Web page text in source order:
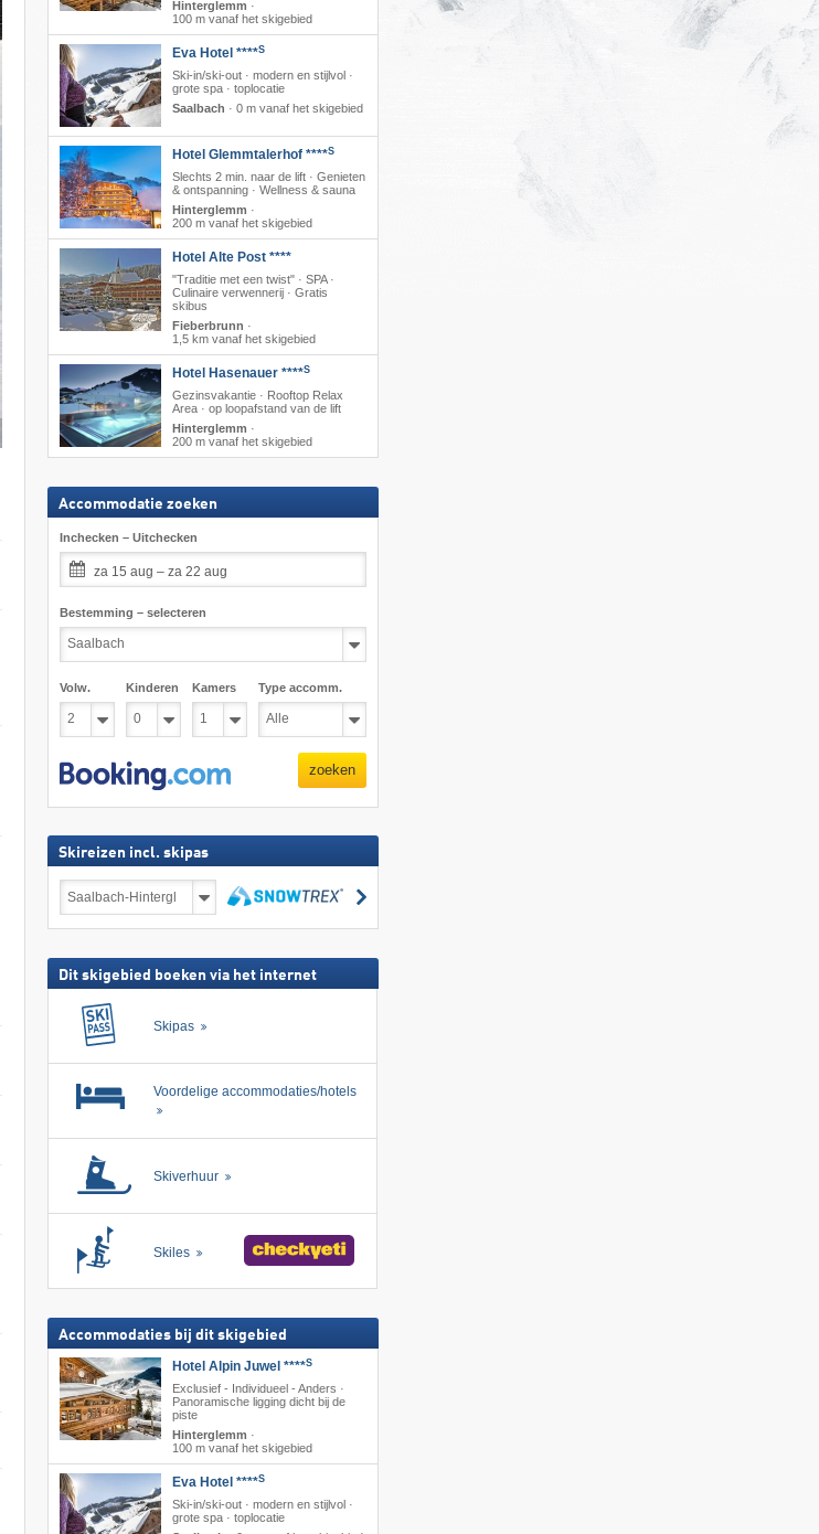
Hinterglemm ·
100 m vanaf het skigebied
Eva Hotel ****S
Ski-in/ski-out · modern en stijlvol ·
grote spa · toplocatie
Saalbach · 0 m vanaf het skigebied
Hotel Glemmtalerhof ****S
Slechts 2 min. naar de lift · Genieten
& ontspanning · Wellness & sauna
Hinterglemm ·
200 m vanaf het skigebied
Hotel Alte Post ****
"Traditie met een twist" · SPA ·
Culinaire verwennerij · Gratis
skibus
Fieberbrunn ·
1,5 km vanaf het skigebied
Hotel Hasenauer ****S
Gezinsvakantie · Rooftop Relax
Area · op loopafstand van de lift
Hinterglemm ·
200 m vanaf het skigebied
Accommodatie zoeken
Inchecken – Uitchecken
za 15 aug – za 22 aug
Bestemming – selecteren
Volw. Kinderen Kamers Type accomm.
zoeken
Skireizen incl. skipas
incl.
zoeken
Dit skigebied boeken via het internet
Skipas
Voordelige accommodaties/hotels
Skiverhuur
Skiles
Accommodaties bij dit skigebied
Hotel Alpin Juwel ****S
Exclusief - Individueel - Anders ·
Panoramische ligging dicht bij de
piste
Hinterglemm ·
100 m vanaf het skigebied
Eva Hotel ****S
Ski-in/ski-out · modern en stijlvol ·
grote spa · toplocatie